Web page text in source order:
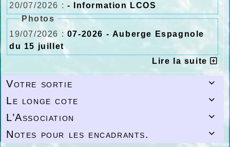
20/07/2026 : - Information LCOS
Photos
19/07/2026 :07-2026 - Auberge Espagnole
du 15 juillet
Lire la suite

Votre sortie

Le longe cote

L’Association

Notes pour les encadrants.